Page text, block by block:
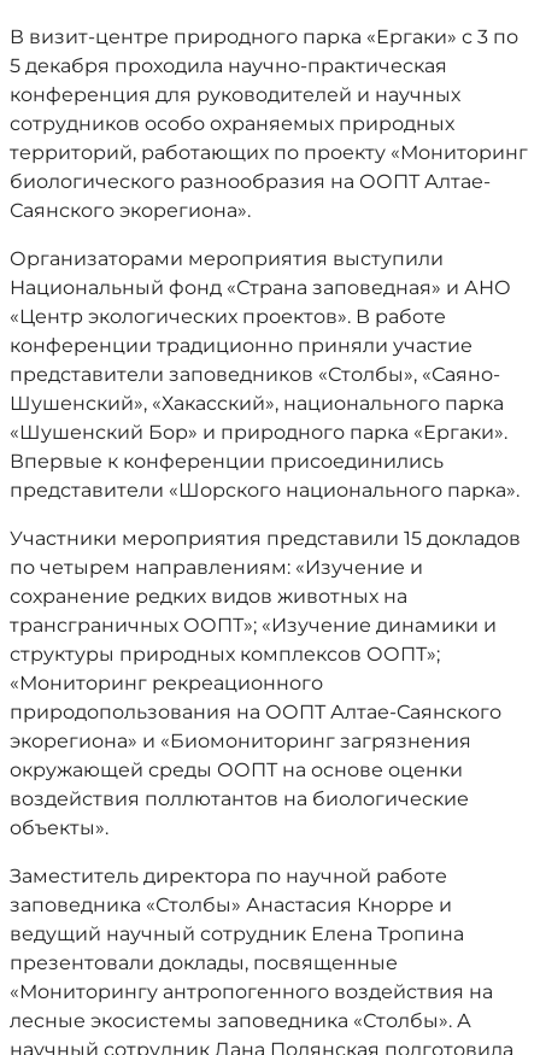
В визит-центре природного парка «Ергаки» с 3 по
5 декабря проходила научно-практическая
конференция для руководителей и научных
сотрудников особо охраняемых природных
территорий, работающих по проекту «Мониторинг
биологического разнообразия на ООПТ Алтае-
Саянского экорегиона».
Организаторами мероприятия выступили
Национальный фонд «Страна заповедная» и АНО
«Центр экологических проектов». В работе
конференции традиционно приняли участие
представители заповедников «Столбы», «Саяно-
Шушенский», «Хакасский», национального парка
«Шушенский Бор» и природного парка «Ергаки».
Впервые к конференции присоединились
представители «Шорского национального парка».
Участники мероприятия представили 15 докладов
по четырем направлениям: «Изучение и
сохранение редких видов животных на
трансграничных ООПТ»; «Изучение динамики и
структуры природных комплексов ООПТ»;
«Мониторинг рекреационного
природопользования на ООПТ Алтае-Саянского
экорегиона» и «Биомониторинг загрязнения
окружающей среды ООПТ на основе оценки
воздействия поллютантов на биологические
объекты».
Заместитель директора по научной работе
заповедника «Столбы» Анастасия Кнорре и
ведущий научный сотрудник Елена Тропина
презентовали доклады, посвященные
«Мониторингу антропогенного воздействия на
лесные экосистемы заповедника «Столбы». А
научный сотрудник Дана Полянская подготовила